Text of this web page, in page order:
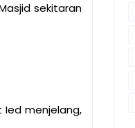
sekitaran
Ied menjelang,